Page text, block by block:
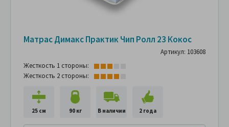
Матрас Димакс Практик Чип Ролл 23 Кокос
Артикул: 103608
Жесткость 1 стороны:
Жесткость 2 стороны:
25 см 90 кг В наличии 2 года